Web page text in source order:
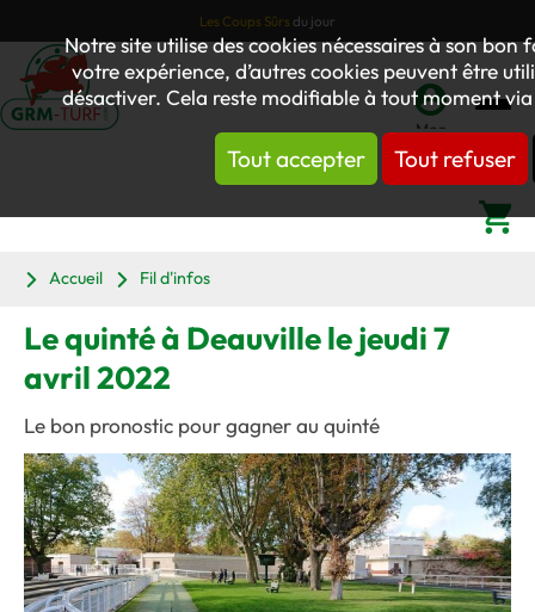
Notre site utilise des cookies nécessaires à son
votre expérience, d’autres cookies peuvent être
désactiver. Cela reste modifiable à tout moment
Tout accepter Tout refuser
Les Coups Sûrs du jour
Mon
compte
Accueil
Fil d'infos
Le quinté à Deauville le jeudi 7
avril 2022
Le bon pronostic pour gagner au quinté